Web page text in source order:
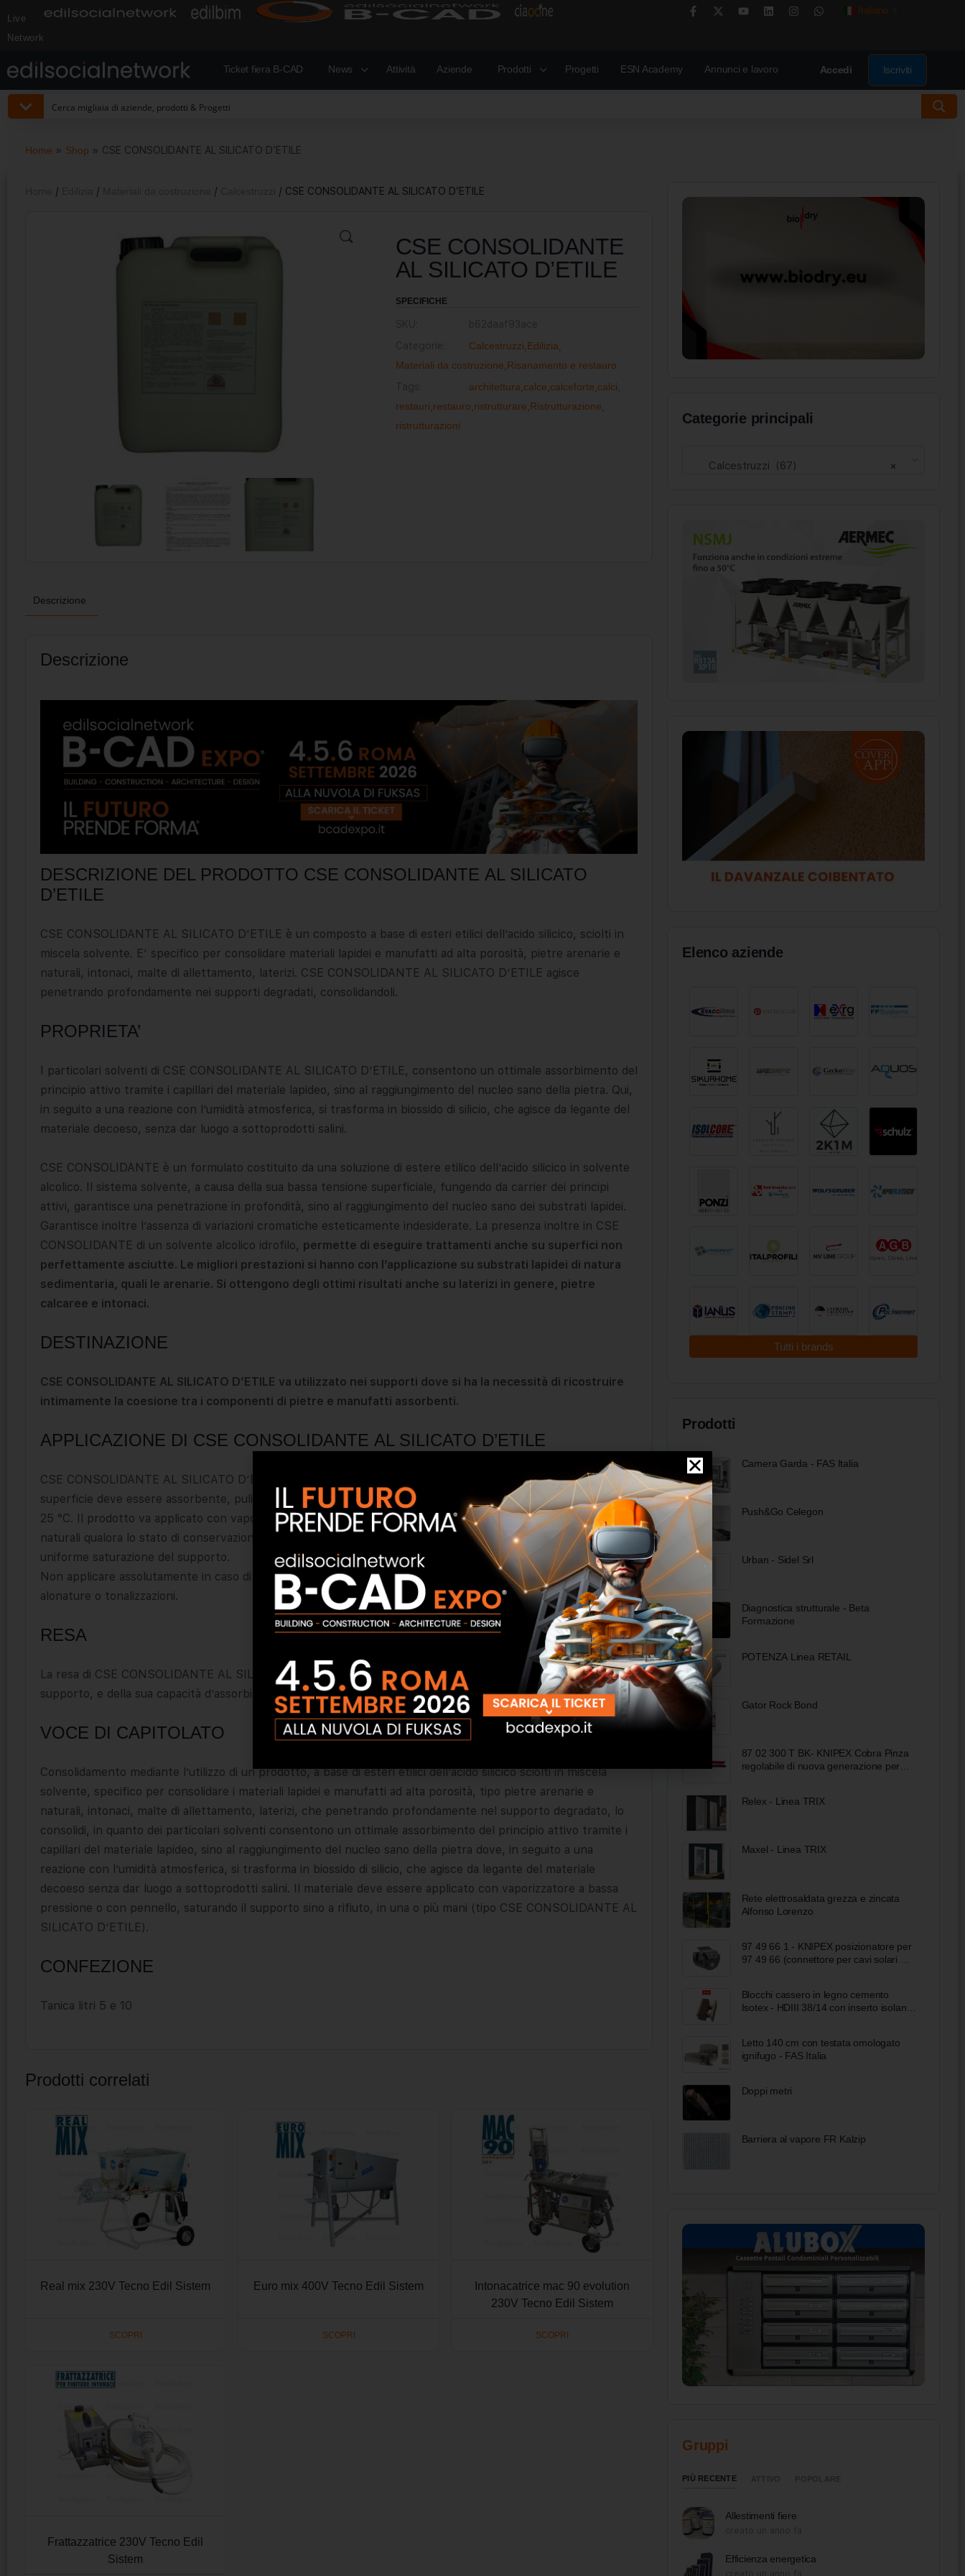
Live
Network
Italiano
Ticket fiera B-CAD News Attività Aziende Prodotti Progetti ESN Academy Annunci e lavoro Accedi Iscriviti
Home » Shop » CSE CONSOLIDANTE AL SILICATO D’ETILE
/ / / / CSE CONSOLIDANTE AL SILICATO D’ETILE
CSE CONSOLIDANTE
AL SILICATO D’ETILE
SPECIFICHE
Calcestruzzi Edilizia
Materiali da costruzione Risanamento e restauro
architettura calce calceforte calci
restauri restauro ristrutturare Ristrutturazione
ristrutturazioni
Descrizione
Descrizione
DESCRIZIONE DEL PRODOTTO CSE CONSOLIDANTE AL SILICATO
D’ETILE
CSE CONSOLIDANTE AL SILICATO D’ETILE è un composto a base di esteri etilici dell’acido silicico, sciolti in
miscela solvente. E’ specifico per consolidare materiali lapidei e manufatti ad alta porosità, pietre arenarie e
naturali, intonaci, malte di allettamento, laterizi. CSE CONSOLIDANTE AL SILICATO D’ETILE agisce
penetrando profondamente nei supporti degradati, consolidandoli.
PROPRIETA’
I particolari solventi di CSE CONSOLIDANTE AL SILICATO D’ETILE, consentono un ottimale assorbimento del
principio attivo tramite i capillari del materiale lapideo, sino al raggiungimento del nucleo sano della pietra. Qui,
in seguito a una reazione con l’umidità atmosferica, si trasforma in biossido di silicio, che agisce da legante del
materiale decoeso, senza dar luogo a sottoprodotti salini.
CSE CONSOLIDANTE è un formulato costituito da una soluzione di estere etilico dell’acido silicico in solvente
alcolico. Il sistema solvente, a causa della sua bassa tensione superficiale, fungendo da carrier dei principi
attivi, garantisce una penetrazione in profondità, sino al raggiungimento del nucleo sano dei substrati lapidei.
Garantisce inoltre l’assenza di variazioni cromatiche esteticamente indesiderate. La presenza inoltre in CSE
CONSOLIDANTE di un solvente alcolico idrofilo, permette di eseguire trattamenti anche su superfici non
perfettamente asciutte. Le migliori prestazioni si hanno con l’applicazione su substrati lapidei di natura
sedimentaria, quali le arenarie. Si ottengono degli ottimi risultati anche su laterizi in genere, pietre
calcaree e intonaci.
DESTINAZIONE
CSE CONSOLIDANTE AL SILICATO D’ETILE va utilizzato nei supporti dove si ha la necessità di ricostruire
intimamente la coesione tra i componenti di pietre e manufatti assorbenti.
APPLICAZIONE DI CSE CONSOLIDANTE AL SILICATO D’ETILE
CSE CONSOLIDANTE AL SILICATO D’ETILE è un prodotto pronto all’uso. Per un’ottima applicazione, la
superficie deve essere assorbente, pulita e asciutta. La temperatura deve essere compresa tra i + 10 °C e i +
25 °C. Il prodotto va applicato con vaporizzatore a bassa pressione (0,5 bar massimo), o con il pennello a fibre
naturali qualora lo stato di conservazione del supporto lo consenta. Applicare sempre fino a completa e
uniforme saturazione del supporto.
Non applicare assolutamente in caso di forte umidità e piogge imminenti, si possono generare antiestetiche
alonature o tonalizzazioni.
RESA
La resa di CSE CONSOLIDANTE AL SILICATO D’ETILE varia sensibilmente in funzione della porosità del
supporto, e della sua capacità d’assorbimento.
VOCE DI CAPITOLATO
Consolidamento mediante l’utilizzo di un prodotto, a base di esteri etilici dell’acido silicico sciolti in miscela
solvente, specifico per consolidare i materiali lapidei e manufatti ad alta porosità, tipo pietre arenarie e
naturali, intonaci, malte di allettamento, laterizi, che penetrando profondamente nel supporto degradato, lo
consolidi, in quanto dei particolari solventi consentono un ottimale assorbimento del principio attivo tramite i
capillari del materiale lapideo, sino al raggiungimento del nucleo sano della pietra dove, in seguito a una
reazione con l’umidità atmosferica, si trasforma in biossido di silicio, che agisce da legante del materiale
decoeso senza dar luogo a sottoprodotti salini. Il materiale deve essere applicato con vaporizzatore a bassa
pressione o con pennello, saturando il supporto sino a rifiuto, in una o più mani (tipo CSE CONSOLIDANTE AL
SILICATO D’ETILE).
CONFEZIONE
Tanica litri 5 e 10
Prodotti correlati
Real mix 230V Tecno Edil Sistem
SCOPRI
Euro mix 400V Tecno Edil Sistem
SCOPRI
Intonacatrice mac 90 evolution
230V Tecno Edil Sistem
SCOPRI
Frattazzatrice 230V Tecno Edil
Sistem
Categorie principali
×
Calcestruzzi (67)
Elenco aziende
Tutti i brands
Prodotti
Camera Garda - FAS Italia
Push&Go Celegon
Urban - Sidel Srl
Diagnostica strutturale - Beta
Formazione
POTENZA Linea RETAIL
Gator Rock Bond
87 02 300 T BK- KNIPEX Cobra Pinza
regolabile di nuova generazione per
Relex - Linea TRIX
Maxel - Linea TRIX
Rete elettrosaldata grezza e zincata
Alfonso Lorenzo
97 49 66 1 - KNIPEX posizionatore per
97 49 66 (connettore per cavi solari MC
Blocchi cassero in legno cemento
Isotex - HDIII 38/14 con inserto isolante
Letto 140 cm con testata omologato
ignifugo - FAS Italia
Doppi metri
Barriera al vapore FR Kalzip
Gruppi
PIÙ RECENTE
Allestimenti fiere
Efficienza energetica